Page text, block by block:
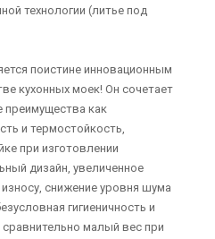
технологии (литье под
поистине инновационным
кухонных моек! Он сочетает
преимущества как
и термостойкость,
при изготовлении
дизайн, увеличенное
снижение уровня шума
гигиеничность и
малый вес при